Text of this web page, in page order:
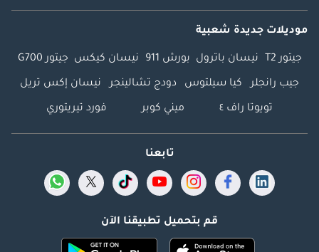
موديلات جديدة شعبية
جيتور T2 نيسان باترول بورش 911 نيسان كيكس جيتور G700
جيب رانجلر كيا سيلتوس دودج تشالينجر نيسان إكس تريل
تويوتا راف ٤ ميني كوبر فورد تيريتوري
تابعنا
قم بتحميل تطبيقنا الآن